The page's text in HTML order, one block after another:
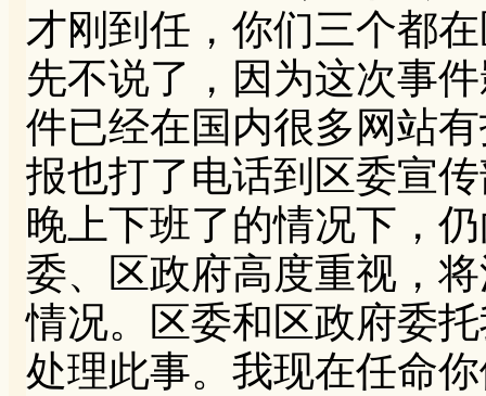
才刚到任，你们三个都
先不说了，因为这次事
件已经在国内很多网站
报也打了电话到区委宣
晚上下班了的情况下，
委、区政府高度重视，
情况。区委和区政府委
处理此事。我现在任命